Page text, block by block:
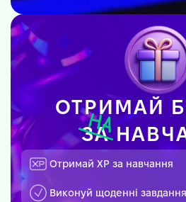
ОТРИМАЙ
ЗА
Отримай XP за навчання
Виконуй щоденні завдання